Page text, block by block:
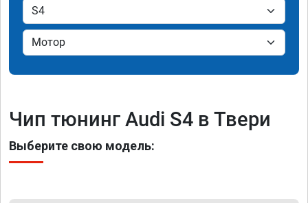
Чип тюнинг Audi S4 в Твери
Выберите свою модель: